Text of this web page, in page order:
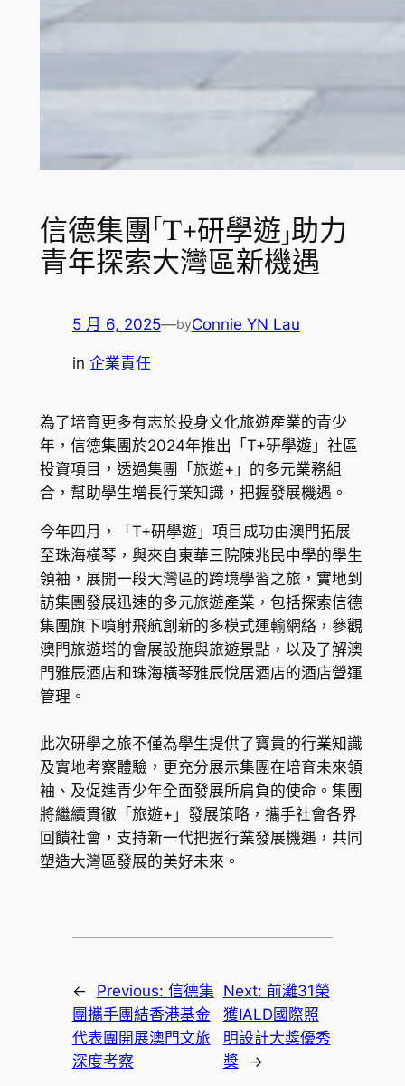
信德集團「T+研學遊」助力
青年探索大灣區新機遇
5 月 6, 2025—byConnie YN Lau
in 企業責任
為了培育更多有志於投身文化旅遊產業的青少
年，信德集團於2024年推出「T+研學遊」社區
投資項目，透過集團「旅遊+」的多元業務組
合，幫助學生增長行業知識，把握發展機遇。
今年四月，「T+研學遊」項目成功由澳門拓展
至珠海橫琴，與來自東華三院陳兆民中學的學生
領袖，展開一段大灣區的跨境學習之旅，實地到
訪集團發展迅速的多元旅遊產業，包括探索信德
集團旗下噴射飛航創新的多模式運輸網絡，參觀
澳門旅遊塔的會展設施與旅遊景點，以及了解澳
門雅辰酒店和珠海橫琴雅辰悅居酒店的酒店營運
管理。
此次研學之旅不僅為學生提供了寶貴的行業知識
及實地考察體驗，更充分展示集團在培育未來領
袖、及促進青少年全面發展所肩負的使命。集團
將繼續貫徹「旅遊+」發展策略，攜手社會各界
回饋社會，支持新一代把握行業發展機遇，共同
塑造大灣區發展的美好未來。
← Previous: 信德集
團攜手團結香港基金
代表團開展澳門文旅
深度考察
Next: 前灘31榮
獲IALD國際照
明設計大獎優秀
獎
→